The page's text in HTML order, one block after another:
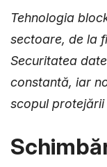
Tehnologia
sectoare, de la
Securitatea
constantă, iar
scopul